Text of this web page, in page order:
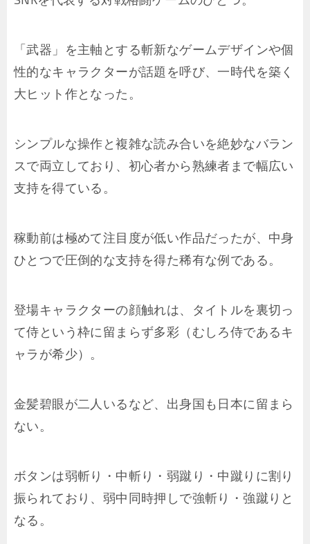
「武器」を主軸とする斬新なゲームデザインや個
性的なキャラクターが話題を呼び、一時代を築く
大ヒット作となった。
シンプルな操作と複雑な読み合いを絶妙なバラン
スで両立しており、初心者から熟練者まで幅広い
支持を得ている。
稼動前は極めて注目度が低い作品だったが、中身
ひとつで圧倒的な支持を得た稀有な例である。
登場キャラクターの顔触れは、タイトルを裏切っ
て侍という枠に留まらず多彩（むしろ侍であるキ
ャラが希少）。
金髪碧眼が二人いるなど、出身国も日本に留まら
ない。
ボタンは弱斬り・中斬り・弱蹴り・中蹴りに割り
振られており、弱中同時押しで強斬り・強蹴りと
なる。